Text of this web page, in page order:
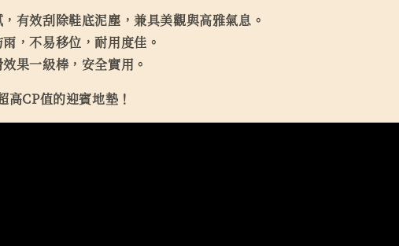
有效刮除鞋底泥塵，兼具美觀與高雅氣息。
，不易移位，耐用度佳。
果一級棒，安全實用。
CP值的迎賓地墊！